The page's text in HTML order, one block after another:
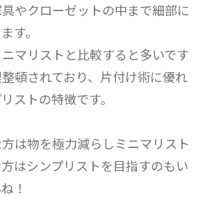
やクローゼットの中まで細部に
す。
マリストと比較すると多いです
頓されており、片付け術に優れ
ストの特徴です。
は物を極力減らしミニマリスト
はシンプリストを目指すのもい
！